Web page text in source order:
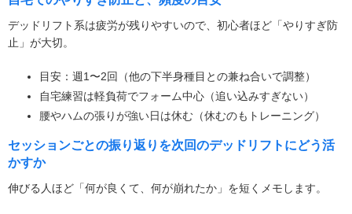
デッドリフト系は疲労が残りやすいので、初心者ほど「やりすぎ防
止」が大切。
目安：週1〜2回（他の下半身種目との兼ね合いで調整）
自宅練習は軽負荷でフォーム中心（追い込みすぎない）
腰やハムの張りが強い日は休む（休むのもトレーニング）
セッションごとの振り返りを次回のデッドリフトにどう活
かすか
伸びる人ほど「何が良くて、何が崩れたか」を短くメモします。